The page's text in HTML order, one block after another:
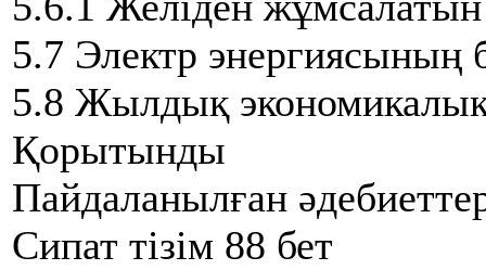
5.7 Электр энергиясының
5.8 Жылдық экономикалық
Қорытынды
Пайдаланылған әдебиеттер
Сипат тізім 88 бет